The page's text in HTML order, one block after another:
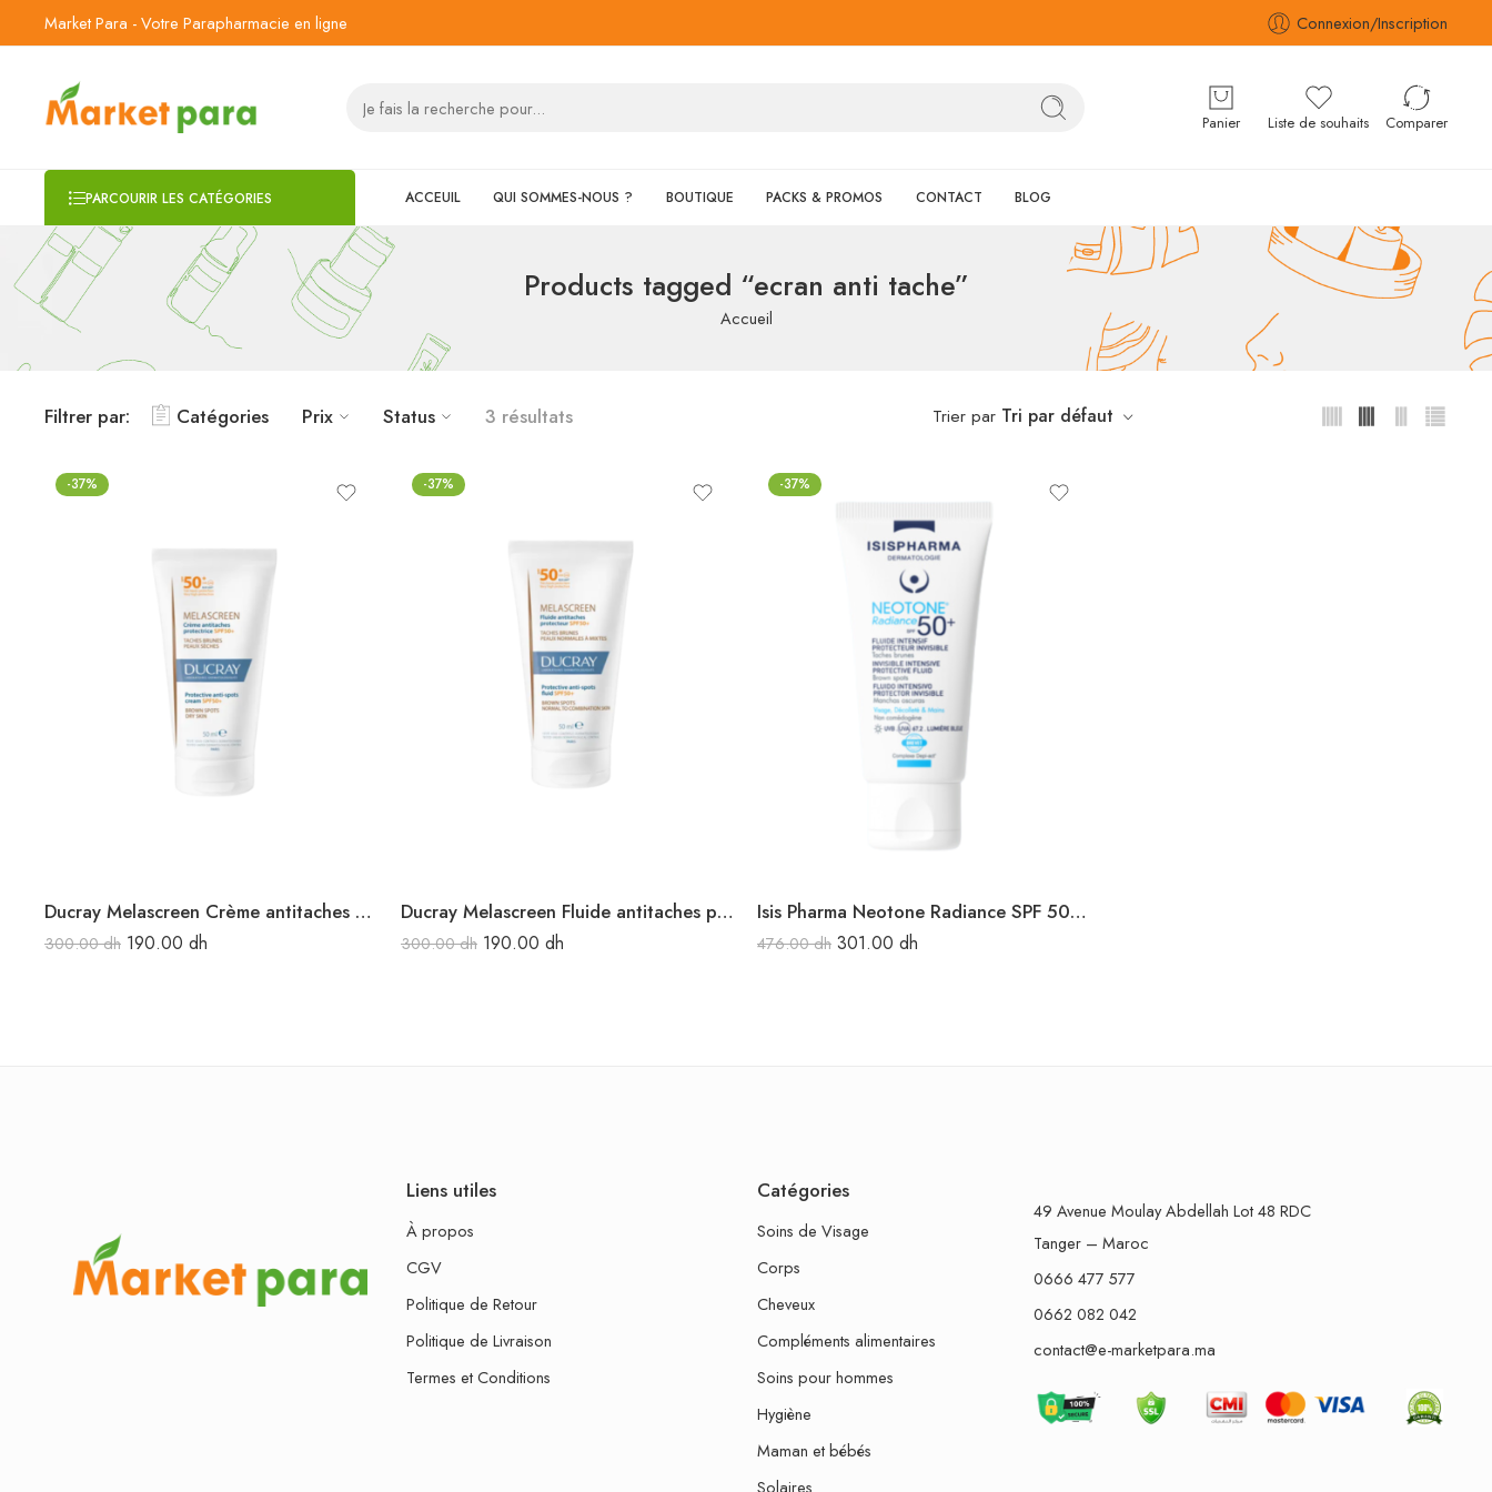
Market Para - Votre Parapharmacie en ligne Connexion/Inscription
Panier Liste de souhaits Comparer
PARCOURIR LES CATÉGORIES ACCEUIL QUI SOMMES-NOUS ? BOUTIQUE PACKS & PROMOS CONTACT BLOG
Products tagged “ecran anti tache”
Accueil
Filtrer par: Catégories Prix Status 3 résultats Trier par Tri par défaut
-37%
Ducray Melascreen Crème antitaches protecteur SPF50+ 50 ml
300.00dh 190.00 dh
-37%
Ducray Melascreen Fluide antitaches protecteur SPF50+ 50 ml
300.00dh 190.00 dh
-37%
Isis Pharma Neotone Radiance SPF 50+30ml
476.00dh 301.00 dh
Liens utiles
À propos
CGV
Politique de Retour
Politique de Livraison
Termes et Conditions
Catégories
Soins de Visage
Corps
Cheveux
Compléments alimentaires
Soins pour hommes
Hygiène
Maman et bébés
Solaires
49 Avenue Moulay Abdellah Lot 48 RDC
Tanger – Maroc
0666 477 577
0662 082 042
contact@e-marketpara.ma